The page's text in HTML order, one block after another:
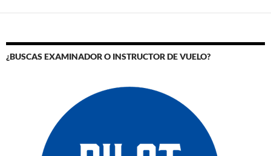
¿BUSCAS EXAMINADOR O INSTRUCTOR DE VUELO?